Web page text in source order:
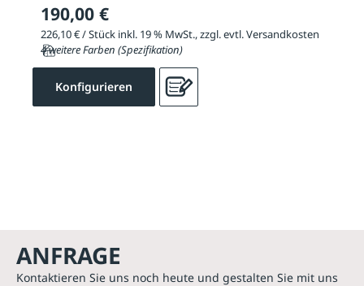
190,00 €
226,10 € / Stück inkl. 19 % MwSt., zzgl. evtl. Versandkosten
4 weitere Farben (Spezifikation)
Konfigurieren
ANFRAGE
Kontaktieren Sie uns noch heute und gestalten Sie mit uns